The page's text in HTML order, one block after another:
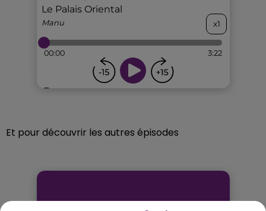
Et pour découvrir les autres épisodes